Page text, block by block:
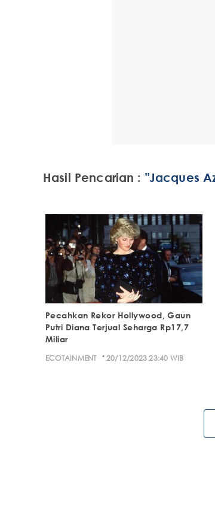
Hasil Pencarian : "Jacques
Pecahkan Rekor Hollywood, Gaun
Putri Diana Terjual Seharga Rp17,7
Miliar
ECOTAINMENT · 20/12/2023 23:40 WIB